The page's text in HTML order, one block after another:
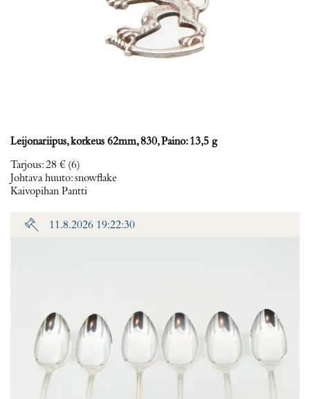
Leijonariipus, korkeus 62mm, 830, Paino: 13,5 g
Tarjous:28 € (6)
Johtava huuto:snowflake
Kaivopihan Pantti
11.8.2026 19:22:30